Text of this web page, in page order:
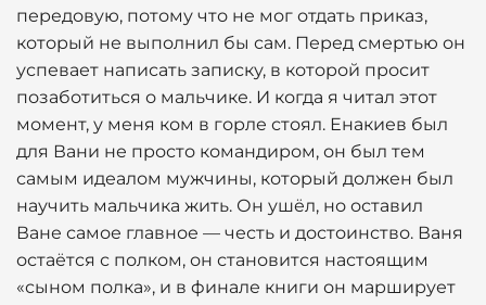
передовую, потому что не мог отдать приказ,
который не выполнил бы сам. Перед смертью он
успевает написать записку, в которой просит
позаботиться о мальчике. И когда я читал этот
момент, у меня ком в горле стоял. Енакиев был
для Вани не просто командиром, он был тем
самым идеалом мужчины, который должен был
научить мальчика жить. Он ушёл, но оставил
Ване самое главное — честь и достоинство. Ваня
остаётся с полком, он становится настоящим
«сыном полка», и в финале книги он марширует